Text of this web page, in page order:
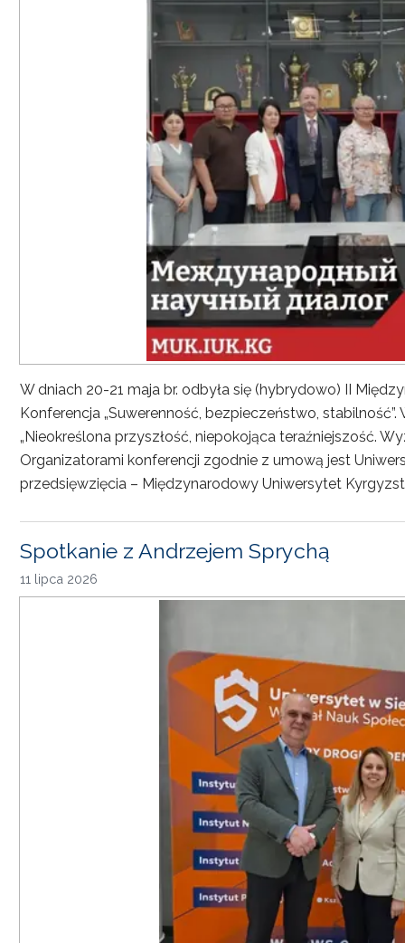
W dniach 20-21 maja br. odbyła się (hybrydowo) II
Konferencja „Suwerenność, bezpieczeństwo,
„Nieokreślona przyszłość, niepokojąca teraźniejszość.
Organizatorami konferencji zgodnie z umową jest
przedsięwzięcia – Międzynarodowy Uniwersytet
Spotkanie z Andrzejem Sprychą
11 lipca 2026